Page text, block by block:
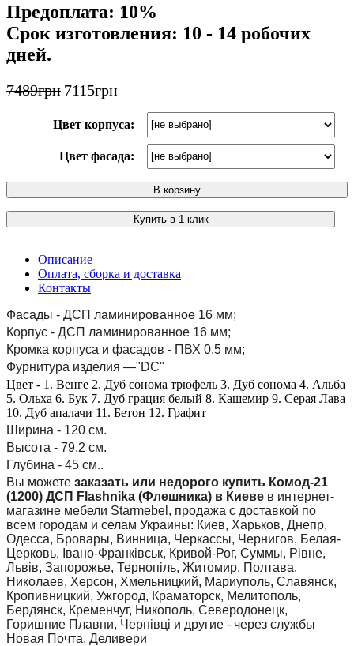
Предоплата: 10%
Срок изготовления: 10 - 14 робочих
дней.
7489грн 7115грн
Цвет корпуса:
Цвет фасада:
В корзину
Купить в 1 клик
Описание
Оплата, сборка и доставка
Контакты
Фасады - ДСП ламинированное 16 мм;
Корпус - ДСП ламинированное 16 мм;
Кромка корпуса и фасадов - ПВХ 0,5 мм;
Фурнитура изделия —"DC"
Цвет - 1. Венге 2. Дуб сонома трюфель 3. Дуб сонома 4. Альба
5. Ольха 6. Бук 7. Дуб грация белый 8. Кашемир 9. Серая Лава
10. Дуб апалачи 11. Бетон 12. Графит
Ширина - 120 см.
Высота - 79,2 см.
Глубина - 45 см..
Вы можете заказать или недорого купить Комод-21
(1200) ДСП Flashnika (Флешника) в Киеве в интернет-
магазине мебели Starmebel, продажа с доставкой по
всем городам и селам Украины: Киев, Харьков, Днепр,
Одесса, Бровары, Винница, Черкассы, Чернигов, Белая-
Церковь, Івано-Франківськ, Кривой-Рог, Суммы, Рівне,
Львів, Запорожье, Тернопіль, Житомир, Полтава,
Николаев, Херсон, Хмельницкий, Мариуполь, Славянск,
Кропивницкий, Ужгород, Краматорск, Мелитополь,
Бердянск, Кременчуг, Никополь, Северодонецк,
Горишние Плавни, Чернівці и другие - через службы
Новая Почта, Деливери